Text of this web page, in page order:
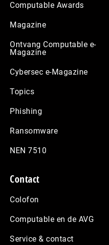
Computable Awards
Magazine
Ontvang Computable e-
Magazine
Cybersec e-Magazine
Topics
Phishing
Ransomware
NEN 7510
Contact
Colofon
Computable en de AVG
Service & contact